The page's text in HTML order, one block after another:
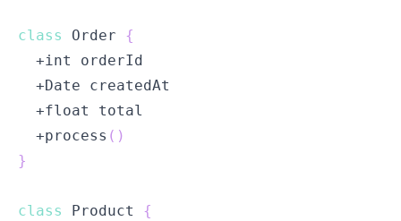
class Order {
  +process
( )
}
class Product {